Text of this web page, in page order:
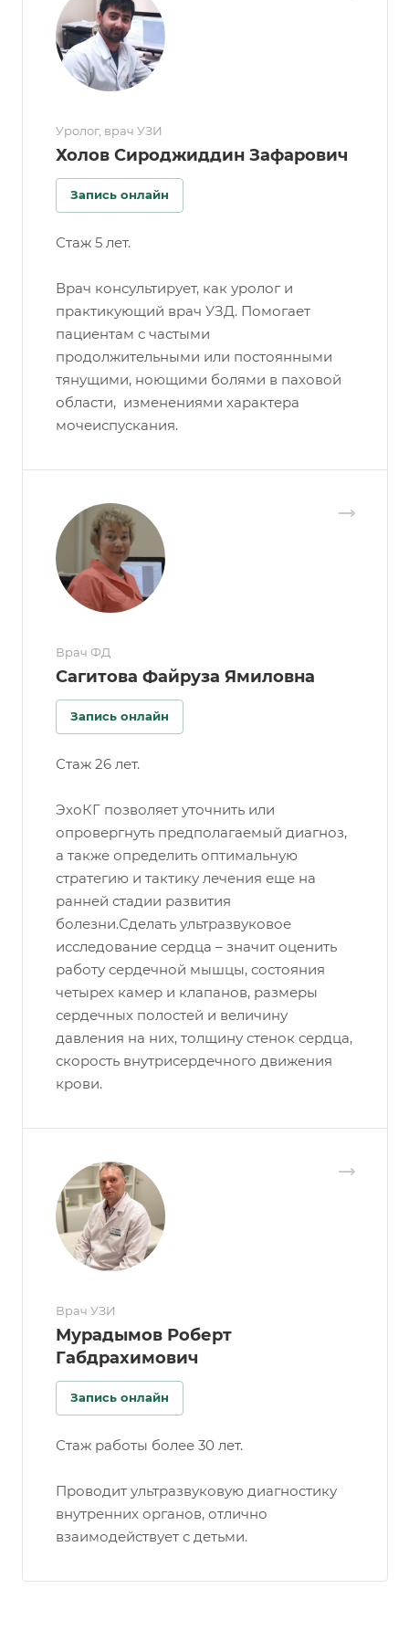
Уролог, врач УЗИ
Холов Сироджиддин Зафарович
Запись онлайн
Стаж 5 лет.
Врач консультирует, как уролог и
практикующий врач УЗД. Помогает
пациентам с частыми
продолжительными или постоянными
тянущими, ноющими болями в паховой
области, изменениями характера
мочеиспускания.
Врач ФД
Сагитова Файруза Ямиловна
Запись онлайн
Стаж 26 лет.
ЭхоКГ позволяет уточнить или
опровергнуть предполагаемый диагноз,
а также определить оптимальную
стратегию и тактику лечения еще на
ранней стадии развития
болезни.Сделать ультразвуковое
исследование сердца – значит оценить
работу сердечной мышцы, состояния
четырех камер и клапанов, размеры
сердечных полостей и величину
давления на них, толщину стенок сердца,
скорость внутрисердечного движения
крови.
Врач УЗИ
Мурадымов Роберт
Габдрахимович
Запись онлайн
Стаж работы более 30 лет.
Проводит ультразвуковую диагностику
внутренних органов, отлично
взаимодействует с детьми.